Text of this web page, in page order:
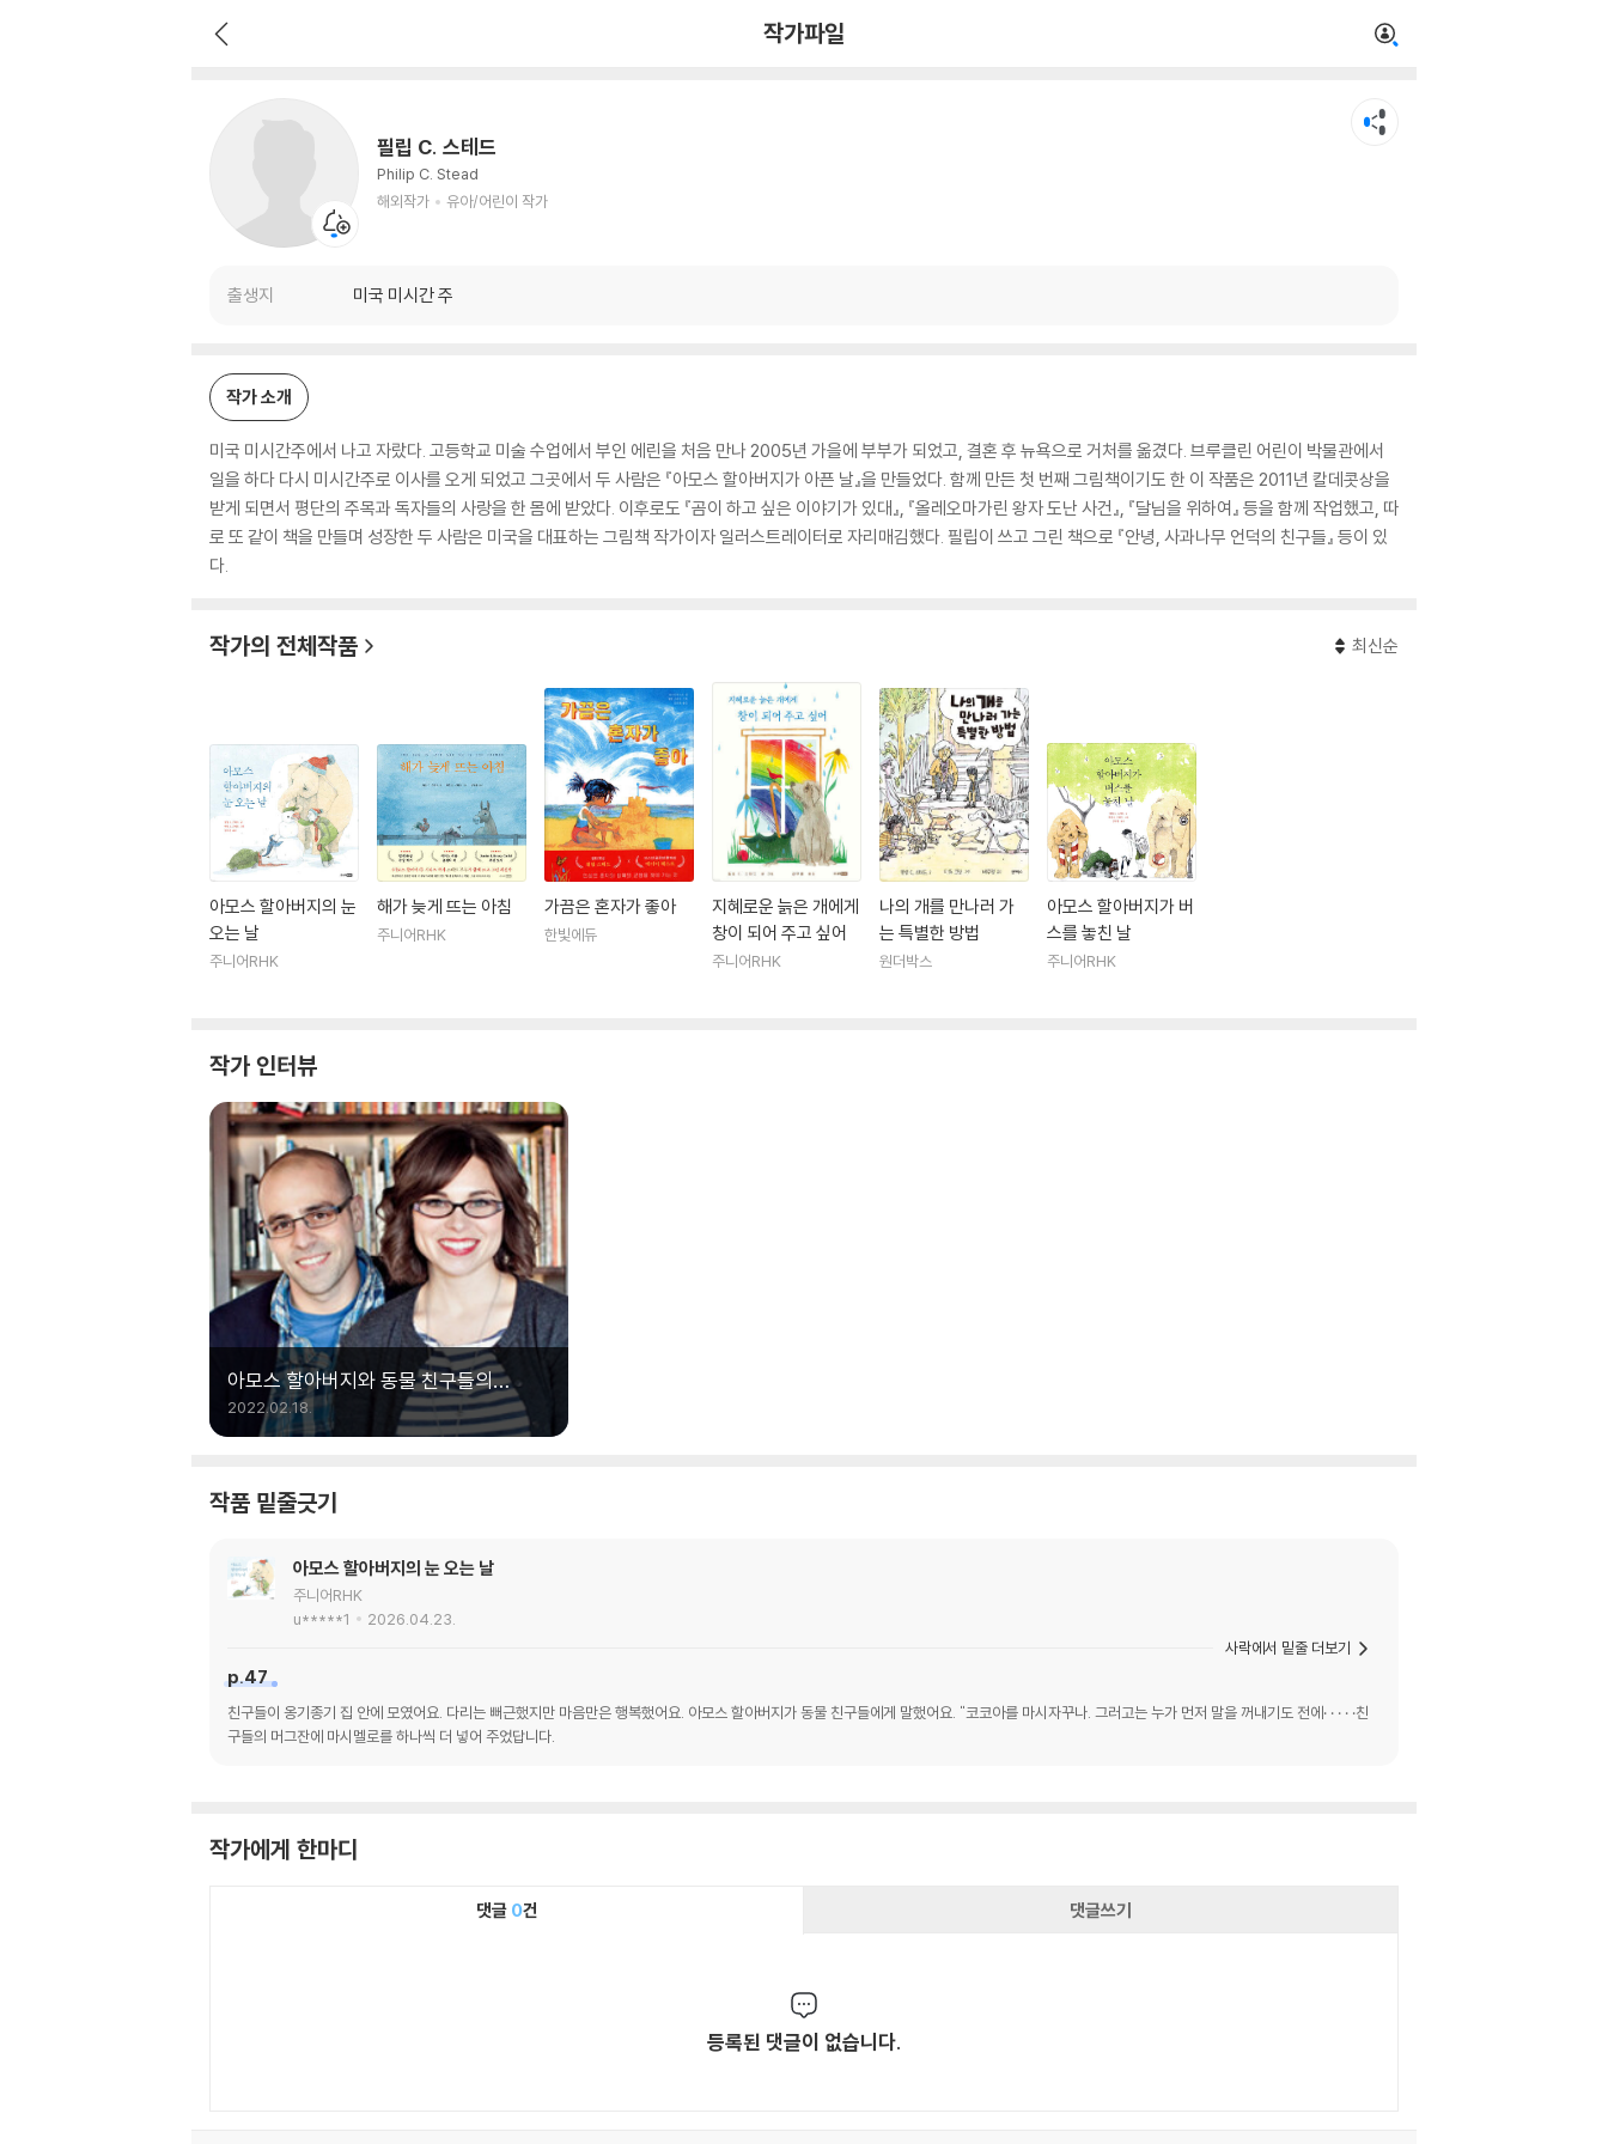
작가파일
필립 C. 스테드
Philip C. Stead
해외작가
유아/어린이 작가
출생지 미국 미시간 주
작가 소개
미국 미시간주에서 나고 자랐다. 고등학교 미술 수업에서 부인 에린을 처음 만나 2005년 가을에 부부가 되었고, 결혼 후 뉴욕으로 거처를 옮겼다. 브루클린 어린이 박물관에서
일을 하다 다시 미시간주로 이사를 오게 되었고 그곳에서 두 사람은 『아모스 할아버지가 아픈 날』을 만들었다. 함께 만든 첫 번째 그림책이기도 한 이 작품은 2011년 칼데콧상을
받게 되면서 평단의 주목과 독자들의 사랑을 한 몸에 받았다. 이후로도 『곰이 하고 싶은 이야기가 있대』, 『올레오마가린 왕자 도난 사건』, 『달님을 위하여』 등을 함께 작업했고, 따
로 또 같이 책을 만들며 성장한 두 사람은 미국을 대표하는 그림책 작가이자 일러스트레이터로 자리매김했다. 필립이 쓰고 그린 책으로 『안녕, 사과나무 언덕의 친구들』 등이 있
다.
작가의 전체작품 최신순
아모스 할아버지의 눈
오는 날
주니어RHK
해가 늦게 뜨는 아침
주니어RHK
가끔은 혼자가 좋아
한빛에듀
지혜로운 늙은 개에게
창이 되어 주고 싶어
주니어RHK
나의 개를 만나러 가
는 특별한 방법
원더박스
아모스 할아버지가 버
스를 놓친 날
주니어RHK
작가 인터뷰
아모스 할아버지와 동물 친구들의
싱그러운 우정
2022.02.18.
작품 밑줄긋기
아모스 할아버지의 눈 오는 날
주니어RHK
u*****1
2026.04.23.
p.47
친구들이 옹기종기 집 안에 모였어요. 다리는 뻐근했지만 마음만은 행복했어요. 아모스 할아버지가 동물 친구들에게 말했어요. "코코아를 마시자꾸나. 그러고는 누가 먼저 말을 꺼내기도 전에· · · · ·친
구들의 머그잔에 마시멜로를 하나씩 더 넣어 주었답니다.
사락에서 밑줄 더보기
작가에게 한마디
댓글 0건 댓글쓰기
등록된 댓글이 없습니다.